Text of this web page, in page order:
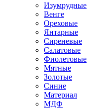
Изумрудные
Венге
Ореховые
Янтарные
Сиреневые
Салатовые
Фиолетовые
Мятные
Золотые
Синие
Материал
МДФ